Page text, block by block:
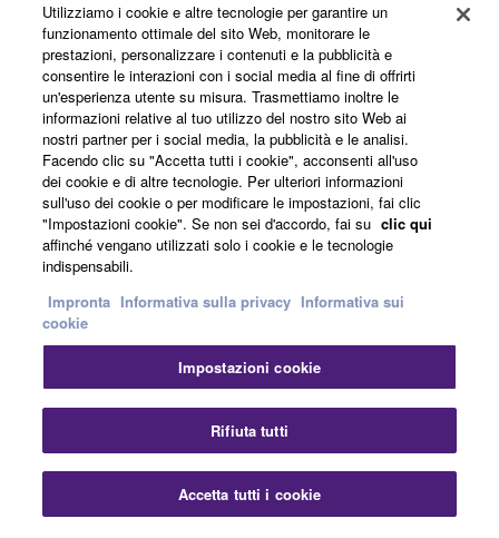
Informazioni su Yamaha
Italia - Italian
Affari
ContattiTermini di utilizzoInformativa sulla privacy
Informativa sui cookieImpronta
© Yamaha Corporation.
Utilizziamo i cookie e altre tecnologie per garantire un
funzionamento ottimale del sito Web, monitorare le
prestazioni, personalizzare i contenuti e la pubblicità e
consentire le interazioni con i social media al fine di offrirti
un'esperienza utente su misura. Trasmettiamo inoltre le
informazioni relative al tuo utilizzo del nostro sito Web ai
nostri partner per i social media, la pubblicità e le analisi.
Facendo clic su "Accetta tutti i cookie", acconsenti all'uso
dei cookie e di altre tecnologie. Per ulteriori informazioni
sull'uso dei cookie o per modificare le impostazioni, fai clic
"Impostazioni cookie". Se non sei d'accordo, fai su clic qui
affinché vengano utilizzati solo i cookie e le tecnologie
indispensabili.
Impronta Informativa sulla privacy Informativa sui
cookie
Impostazioni cookie
Rifiuta tutti
Accetta tutti i cookie